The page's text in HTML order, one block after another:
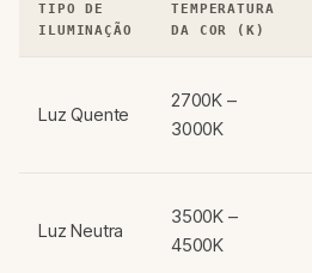
TIPO DE
ILUMINAÇÃO
TEMPERATURA
DA COR (K)
Luz Quente
2700K –
3000K
Luz Neutra
3500K –
4500K